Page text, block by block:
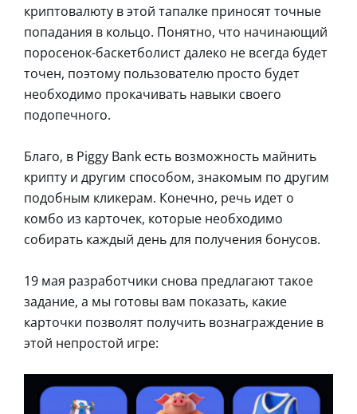
криптовалюту в этой тапалке приносят точные
попадания в кольцо. Понятно, что начинающий
поросенок-баскетболист далеко не всегда будет
точен, поэтому пользователю просто будет
необходимо прокачивать навыки своего
подопечного.
Благо, в Piggy Bank есть возможность майнить
крипту и другим способом, знакомым по другим
подобным кликерам. Конечно, речь идет о
комбо из карточек, которые необходимо
собирать каждый день для получения бонусов.
19 мая разработчики снова предлагают такое
задание, а мы готовы вам показать, какие
карточки позволят получить вознаграждение в
этой непростой игре: